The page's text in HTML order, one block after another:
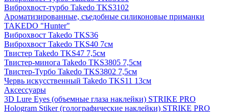
Виброхвост-турбо Takedo TKS3102
Ароматизированные, съедобные силиконовые приманки
TAKEDO "Hunter"
Виброхвост Takedo TKS36
Виброхвост Takedo TKS40 7см
Твистер Takedo TKS47 7,5см
Твистер-минога Takedo TKS3805 7,5см
Твистер-Турбо Takedo TKS3802 7,5см
Червь искусственный Takedo TKS11 13см
Аксессуары
3D Lure Eyes (объемные глаза наклейки) STRIKE PRO
Hologram Stiker (голографические наклейки) STRIKE PRO